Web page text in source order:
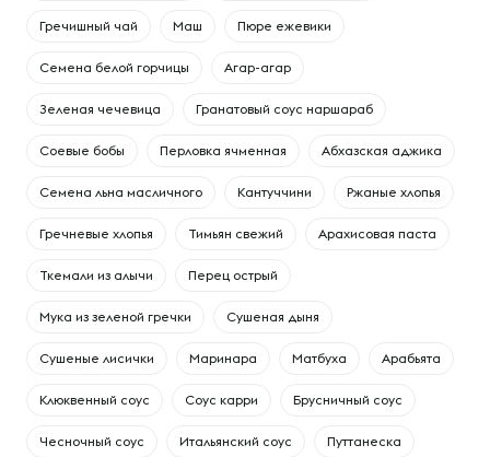
Гречишный чай Маш Пюре ежевики
Семена белой горчицы Агар-агар
Зеленая чечевица Гранатовый соус наршараб
Соевые бобы Перловка ячменная Абхазская аджика
Семена льна масличного Кантуччини Ржаные хлопья
Гречневые хлопья Тимьян свежий Арахисовая паста
Ткемали из алычи Перец острый
Мука из зеленой гречки Сушеная дыня
Сушеные лисички Маринара Матбуха Арабьята
Клюквенный соус Соус карри Брусничный соус
Чесночный соус Итальянский соус Путтанеска